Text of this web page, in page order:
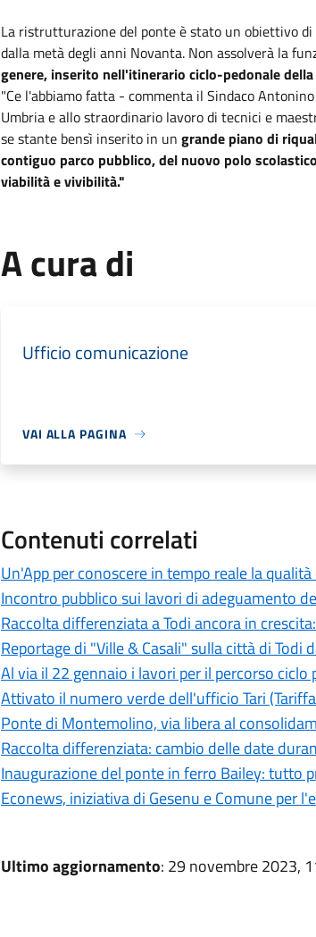
La ristrutturazione del ponte è stato un obiettivo
dalla metà degli anni Novanta. Non assolverà la
genere, inserito nell'itinerario ciclo-pedonale
"Ce l'abbiamo fatta - commenta il Sindaco
Umbria e allo straordinario lavoro di tecnici e
se stante bensì inserito in un grande piano di
contiguo parco pubblico, del nuovo polo
viabilità e vivibilità."
A cura di
Ufficio comunicazione
VAI ALLA PAGINA
Contenuti correlati
Un'App per conoscere in tempo reale la
Incontro pubblico sui lavori di adeguamento
Raccolta differenziata a Todi ancora in
Reportage di "Ville & Casali" sulla città di
Al via il 22 gennaio i lavori per il percorso
Attivato il numero verde dell'ufficio Tari
Ponte di Montemolino, via libera al
Raccolta differenziata: cambio delle date
Inaugurazione del ponte in ferro Bailey: tutto
Econews, iniziativa di Gesenu e Comune per
Ultimo aggiornamento: 29 novembre 2023,